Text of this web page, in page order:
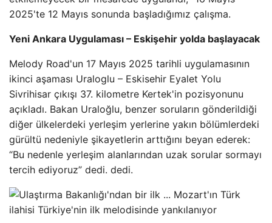
2025'te 12 Mayıs sonunda başladığımız çalışma.
Yeni Ankara Uygulaması – Eskişehir yolda başlayacak
Melody Road'un 17 Mayıs 2025 tarihli uygulamasının
ikinci aşaması Uraloglu – Eskisehir Eyalet Yolu
Sivrihisar çıkışı 37. kilometre Kertek'in pozisyonunu
açıkladı. Bakan Uraloğlu, benzer soruların gönderildiği
diğer ülkelerdeki yerleşim yerlerine yakın bölümlerdeki
gürültü nedeniyle şikayetlerin arttığını beyan ederek:
“Bu nedenle yerleşim alanlarından uzak sorular sormayı
tercih ediyoruz” dedi. dedi.